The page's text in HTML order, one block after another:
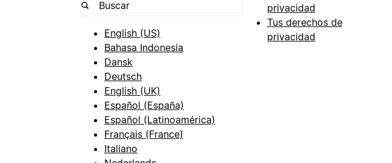
English (US)
Bahasa Indonesia
Dansk
Deutsch
English (UK)
Español (España)
Español (Latinoamérica)
Français (France)
Italiano
privacidad
Tus derechos de
privacidad